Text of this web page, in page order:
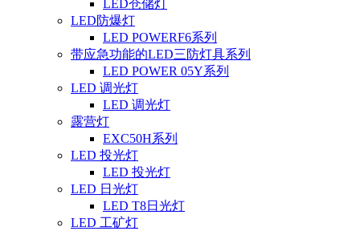
LED仓储灯
LED防爆灯
LED POWERF6系列
带应急功能的LED三防灯具系列
LED POWER 05Y系列
LED 调光灯
LED 调光灯
露营灯
EXC50H系列
LED 投光灯
LED 投光灯
LED 日光灯
LED T8日光灯
LED 工矿灯